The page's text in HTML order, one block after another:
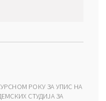
РОКУ ЗА УПИС НА
СТУДИЈА ЗА